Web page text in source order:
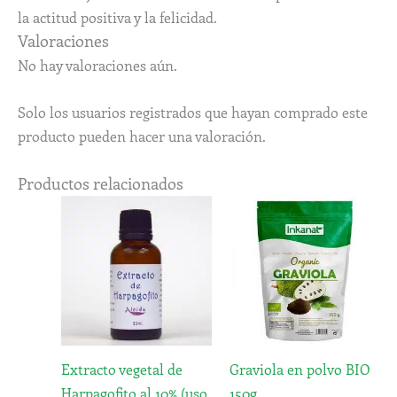
la actitud positiva y la felicidad.
Valoraciones
No hay valoraciones aún.
Solo los usuarios registrados que hayan comprado este
producto pueden hacer una valoración.
Productos relacionados
Extracto vegetal de
Harpagofito al 10% (uso
de
precios:
desde
5,35€
hasta
12,72€
opciones
Graviola en polvo BIO
150g